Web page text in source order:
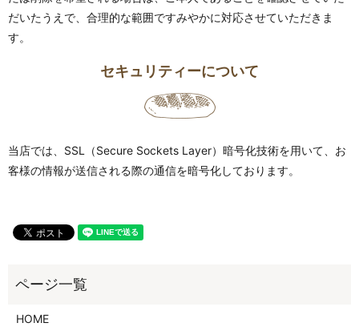
だいたうえで、合理的な範囲ですみやかに対応させていただきま
す。
セキュリティーについて
当店では、SSL（Secure Sockets Layer）暗号化技術を用いて、お
客様の情報が送信される際の通信を暗号化しております。
HOME